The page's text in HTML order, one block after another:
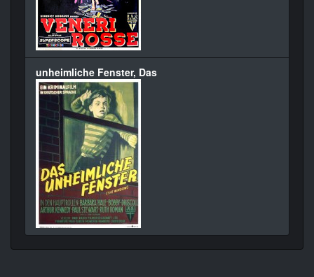
unheimliche Fenster, Das